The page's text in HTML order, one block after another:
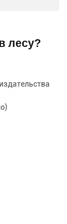
лесу?